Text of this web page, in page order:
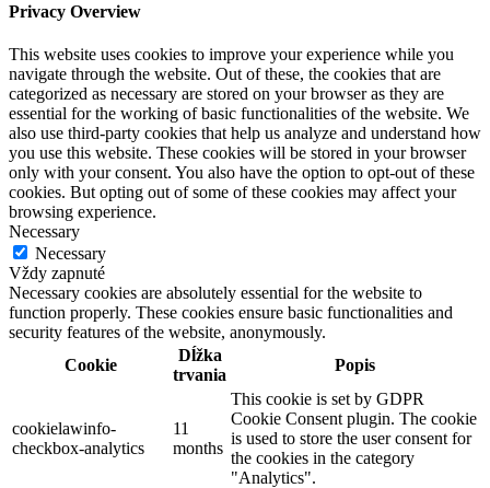
Privacy Overview
This website uses cookies to improve your experience while you
navigate through the website. Out of these, the cookies that are
categorized as necessary are stored on your browser as they are
essential for the working of basic functionalities of the website. We
also use third-party cookies that help us analyze and understand how
you use this website. These cookies will be stored in your browser
only with your consent. You also have the option to opt-out of these
cookies. But opting out of some of these cookies may affect your
browsing experience.
Necessary
Necessary
Vždy zapnuté
Necessary cookies are absolutely essential for the website to
function properly. These cookies ensure basic functionalities and
security features of the website, anonymously.
Cookie
Dĺžka
trvania
Popis
cookielawinfo-
checkbox-analytics
11
months
This cookie is set by GDPR
Cookie Consent plugin. The cookie
is used to store the user consent for
the cookies in the category
"Analytics".